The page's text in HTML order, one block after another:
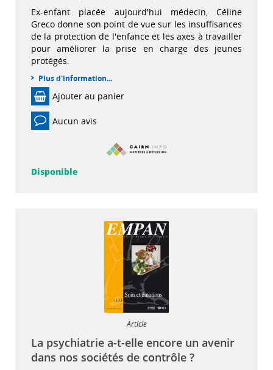
Ex-enfant placée aujourd'hui médecin, Céline
Greco donne son point de vue sur les insuffisances
de la protection de l'enfance et les axes à travailler
pour améliorer la prise en charge des jeunes
protégés.
Plus d'information...
Ajouter au panier
Aucun avis
Disponible
Article
La psychiatrie a-t-elle encore un avenir
dans nos sociétés de contrôle ?